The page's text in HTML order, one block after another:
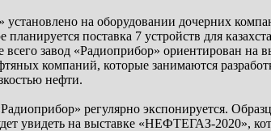
установлено на оборудовании дочерних
поставка 7 устройств для
завод «Радиоприбор» ориентирован на
компаний, которые занимаются
нефти.
регулярно экспонируется.
увидеть на выставке «НЕФТЕГАЗ-2020»,